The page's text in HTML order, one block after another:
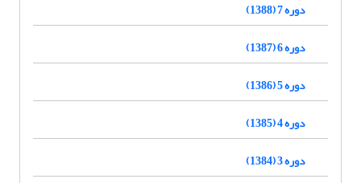
دوره 7 (1388)
دوره 6 (1387)
دوره 5 (1386)
دوره 4 (1385)
دوره 3 (1384)